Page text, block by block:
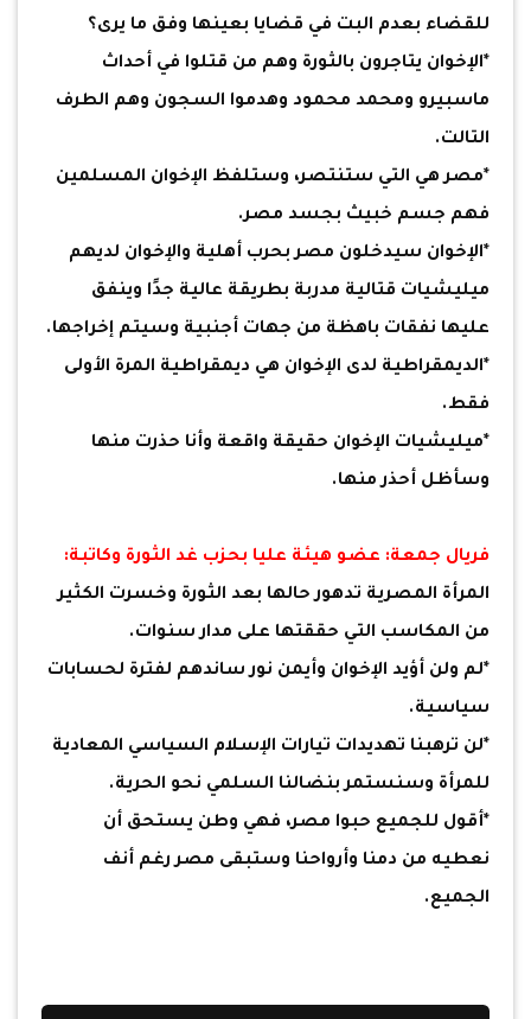
للقضاء بعدم البت في قضايا بعينها وفق ما يرى؟
*الإخوان يتاجرون بالثورة وهم من قتلوا في أحداث
ماسبيرو ومحمد محمود وهدموا السجون وهم الطرف
التالت.
*مصر هي التي ستنتصر، وستلفظ الإخوان المسلمين
فهم جسم خبيث بجسد مصر.
*الإخوان سيدخلون مصر بحرب أهلية والإخوان لديهم
ميليشيات قتالية مدربة بطريقة عالية جدًا وينفق
عليها نفقات باهظة من جهات أجنبية وسيتم إخراجها.
*الديمقراطية لدى الإخوان هي ديمقراطية المرة الأولى
فقط.
*ميليشيات الإخوان حقيقة واقعة وأنا حذرت منها
وسأظل أحذر منها.
فريال جمعة: عضو هيئة عليا بحزب غد الثورة وكاتبة:
المرأة المصرية تدهور حالها بعد الثورة وخسرت الكثير
من المكاسب التي حققتها على مدار سنوات.
*لم ولن أؤيد الإخوان وأيمن نور ساندهم لفترة لحسابات
سياسية.
*لن ترهبنا تهديدات تيارات الإسلام السياسي المعادية
للمرأة وسنستمر بنضالنا السلمي نحو الحرية.
*أقول للجميع حبوا مصر، فهي وطن يستحق أن
نعطيه من دمنا وأرواحنا وستبقى مصر رغم أنف
الجميع.